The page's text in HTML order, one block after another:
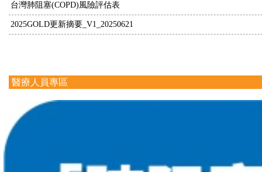
台灣肺阻塞(COPD)風險評估表
2025GOLD更新摘要_V1_20250621
醫療人員專區